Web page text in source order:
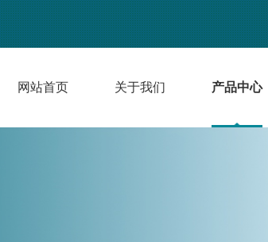
网站首页 关于我们 产品中心